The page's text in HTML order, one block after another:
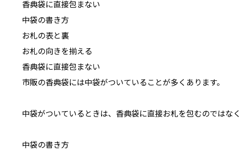
香典袋に直接包まない
中袋の書き方
お札の表と裏
お札の向きを揃える
香典袋に直接包まない
市販の香典袋には中袋がついていることが多くあります。
中袋がついているときは、香典袋に直接お札を包むのではな
中袋の書き方